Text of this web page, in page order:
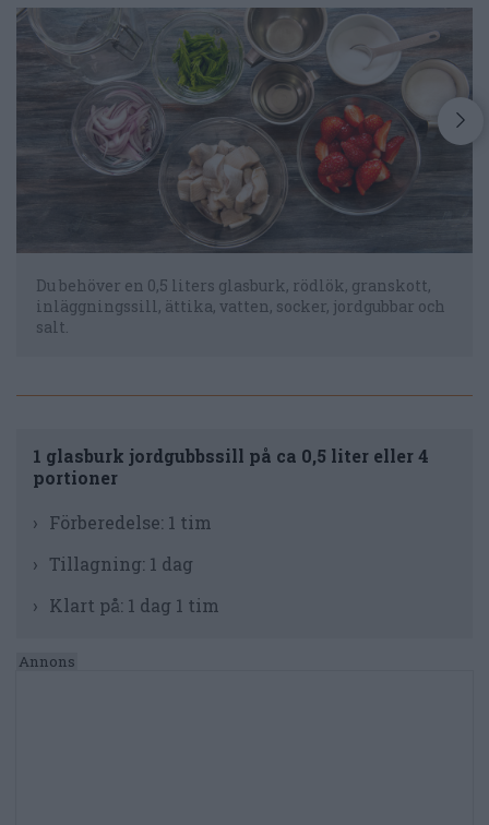
Du behöver en 0,5 liters glasburk, rödlök, granskott,
inläggningssill, ättika, vatten, socker, jordgubbar och
salt.
1 glasburk jordgubbssill på ca 0,5 liter eller 4
portioner
Förberedelse: 1 tim
Tillagning: 1 dag
Klart på: 1 dag 1 tim